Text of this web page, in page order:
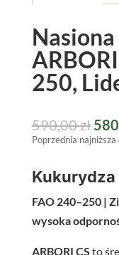
250,
590,00zł
Poprzednia najniższa
Kukurydza
FAO 240–250 |
wysoka
ARBORI CS to